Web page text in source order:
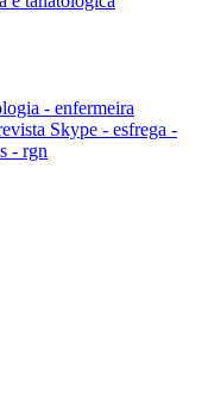
- enfermeira
Skype - esfrega -
- rgn